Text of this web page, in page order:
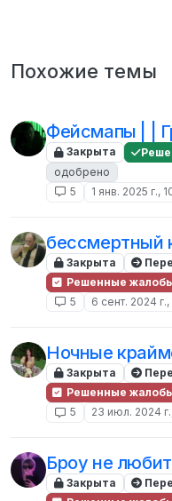
Похожие темы
Фейсмапы | |
Закрыта
одобрено
5
1 янв. 2025 г.,
бессмертный
Закрыта
Решенные
5
6 сент. 2024 г.,
Ночные
Закрыта
Решенные
5
23 июл. 2024
Броу не
Закрыта